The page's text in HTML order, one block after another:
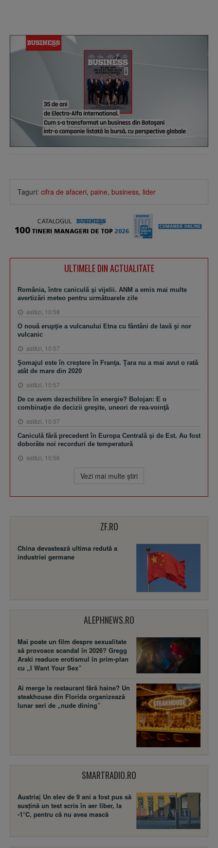
Taguri: cifra de afaceri, paine, business, lider
ULTIMELE DIN ACTUALITATE
România, între caniculă şi vijelii. ANM a emis mai multe
avertizări meteo pentru următoarele zile
astăzi, 10:58
O nouă erupţie a vulcanului Etna cu fântâni de lavă şi nor
vulcanic
astăzi, 10:57
Şomajul este în creştere în Franţa. Ţara nu a mai avut o rată
atât de mare din 2020
astăzi, 10:57
De ce avem dezechilibre în energie? Bolojan: E o
combinaţie de decizii greşite, uneori de rea-voinţă
astăzi, 10:57
Caniculă fără precedent în Europa Centrală şi de Est. Au fost
doborâte noi recorduri de temperatură
astăzi, 10:56
Vezi mai multe ştiri
ZF.RO
China devastează ultima redută a
industriei germane
ALEPHNEWS.RO
Mai poate un film despre sexualitate
să provoace scandal în 2026? Gregg
Araki readuce erotismul în prim-plan
cu „I Want Your Sex”
Ai merge la restaurant fără haine? Un
steakhouse din Florida organizează
lunar seri de „nude dining”
SMARTRADIO.RO
Austria| Un elev de 9 ani a fost pus să
susţină un test scris în aer liber, la
-1°C, pentru că nu avea mască